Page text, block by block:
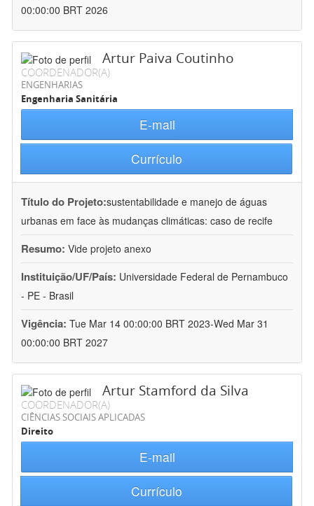
00:00:00 BRT 2026
Artur Paiva Coutinho
COORDENADOR(A)
ENGENHARIAS
Engenharia Sanitária
E-mail
Currículo
Título do Projeto:sustentabilidade e manejo de águas
urbanas em face às mudanças climáticas: caso de recife
Resumo: Vide projeto anexo
Instituição/UF/País: Universidade Federal de Pernambuco
- PE - Brasil
Vigência: Tue Mar 14 00:00:00 BRT 2023-Wed Mar 31
00:00:00 BRT 2027
Artur Stamford da Silva
COORDENADOR(A)
CIÊNCIAS SOCIAIS APLICADAS
Direito
E-mail
Currículo